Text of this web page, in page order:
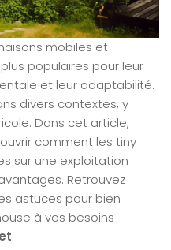
mobiles et
populaires pour leur
et leur adaptabilité.
divers contextes, y
Dans cet article,
comment les tiny
sur une exploitation
Retrouvez
astuces pour bien
à vos besoins
.